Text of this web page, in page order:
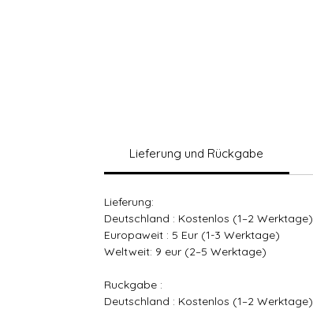
Lieferung und Rückgabe
Lieferung:
Deutschland : Kostenlos (1–2 Werktage)
Europaweit : 5 Eur (1-3 Werktage)
Weltweit: 9 eur (2–5 Werktage)
Ruckgabe :
Deutschland : Kostenlos (1–2 Werktage)